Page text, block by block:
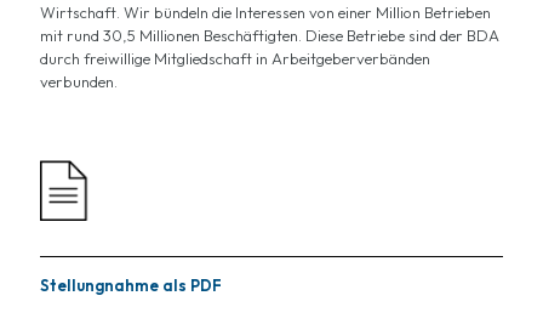
Wirtschaft. Wir bündeln die Interessen von einer Million Betrieben
mit rund 30,5 Millionen Beschäftigten. Diese Betriebe sind der BDA
durch freiwillige Mitgliedschaft in Arbeitgeberverbänden
verbunden.
Stellungnahme als PDF